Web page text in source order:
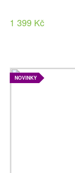
1 399 Kč
NOVINKY